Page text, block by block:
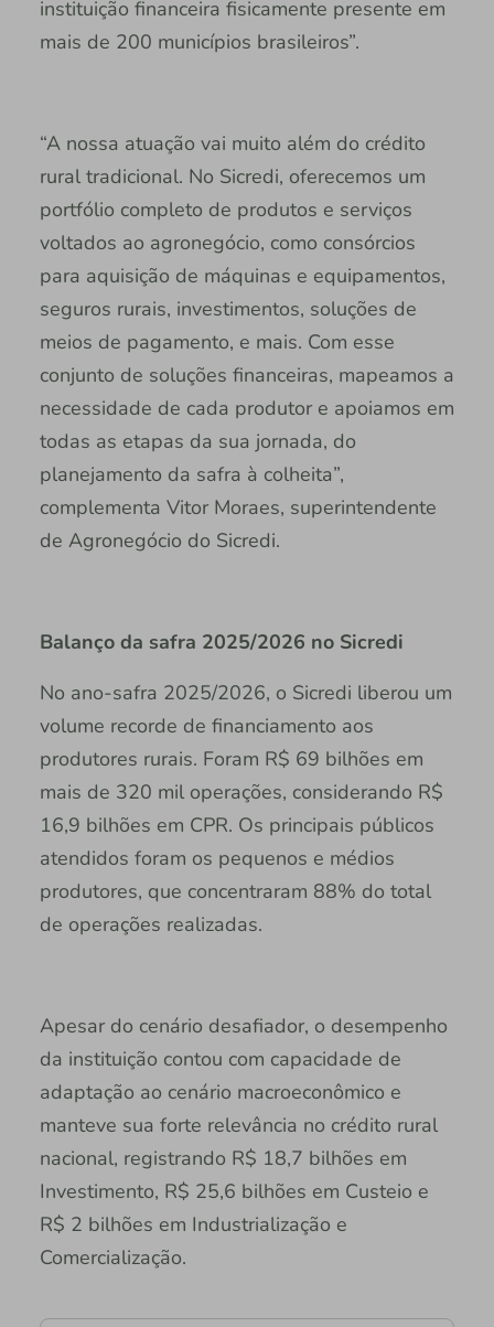
instituição financeira fisicamente presente em
mais de 200 municípios brasileiros”.
“A nossa atuação vai muito além do crédito
rural tradicional. No Sicredi, oferecemos um
portfólio completo de produtos e serviços
voltados ao agronegócio, como consórcios
para aquisição de máquinas e equipamentos,
seguros rurais, investimentos, soluções de
meios de pagamento, e mais. Com esse
conjunto de soluções financeiras, mapeamos a
necessidade de cada produtor e apoiamos em
todas as etapas da sua jornada, do
planejamento da safra à colheita”,
complementa Vitor Moraes, superintendente
de Agronegócio do Sicredi.
Balanço da safra 2025/2026 no Sicredi
No ano-safra 2025/2026, o Sicredi liberou um
volume recorde de financiamento aos
produtores rurais. Foram R$ 69 bilhões em
mais de 320 mil operações, considerando R$
16,9 bilhões em CPR. Os principais públicos
atendidos foram os pequenos e médios
produtores, que concentraram 88% do total
de operações realizadas.
Apesar do cenário desafiador, o desempenho
da instituição contou com capacidade de
adaptação ao cenário macroeconômico e
manteve sua forte relevância no crédito rural
nacional, registrando R$ 18,7 bilhões em
Investimento, R$ 25,6 bilhões em Custeio e
R$ 2 bilhões em Industrialização e
Comercialização.